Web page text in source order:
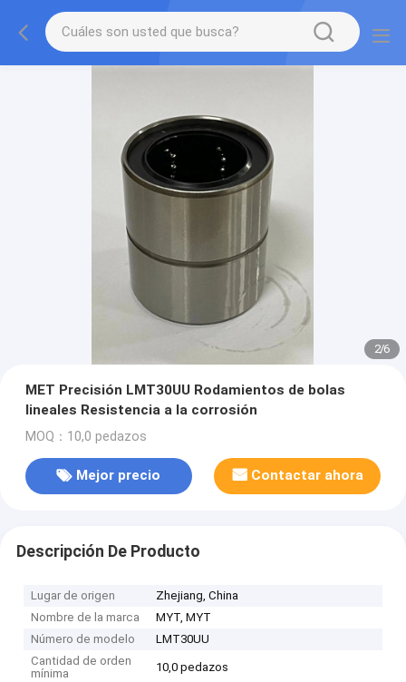
2/6
MET Precisión LMT30UU Rodamientos de bolas
lineales Resistencia a la corrosión
MOQ：10,0 pedazos
Mejor precio Contactar ahora
Descripción De Producto
Lugar de origen
Zhejiang, China
Nombre de la marca
MYT, MYT
Número de modelo
LMT30UU
Cantidad de orden
mínima
10,0 pedazos